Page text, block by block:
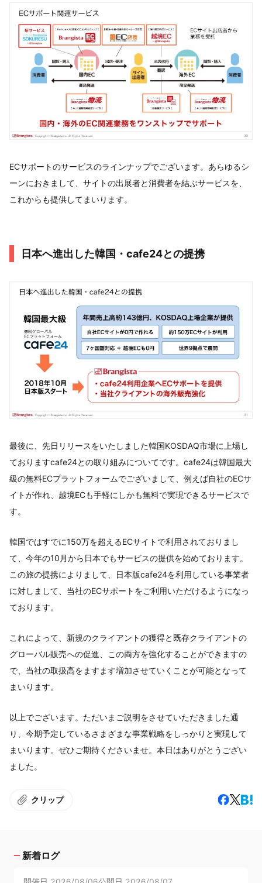
ECサポートのサービスのラインナップでございます。あらゆるシ
ーンにおきまして、サイトの出展者と消費者を結ぶサービスを、
これからも提供してまいります。
日本へ進出した韓国・cafe24との提携
最後に、先日リリースをいたしました韓国KOSDAQ市場に上場し
ておりますcafe24との取り組みについてです。cafe24は韓国最大
級の無料ECプラットフォームでございまして、例えば自社のECサ
イトが作れ、越境ECも手軽にしかも無料で実現できるサービスで
す。
韓国ではすでに150万を超えるECサイトで利用されておりまし
て、今年の10月から日本でもサービスの提供を始めております。
この旅の提携によりまして、日本版cafe24を利用している事業者
に対しまして、当社のECサポートをご利用いただけるようになっ
ております。
これによって、新規のクライアントの獲得と既存クライアントの
グローバル販売への促進、この両方を強化することができますの
で、当社の取扱高をますます増加させていくことが可能となって
まいります。
以上でございます。ただいまご説明をさせていただきました通
り、今期予定しているさまざまな事業戦略をしっかりと実現して
まいります。ぜひご期待くださいませ。本日はありがとうござい
ました。
クリップ
新着ログ